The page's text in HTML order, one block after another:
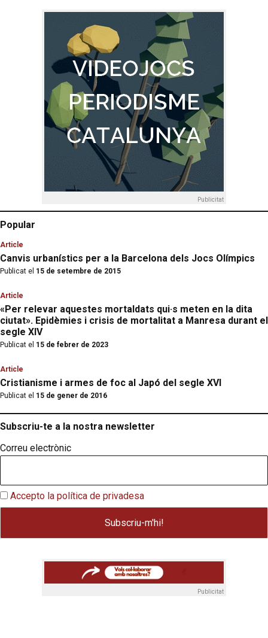
Publicitat
Popular
Article
Canvis urbanístics per a la Barcelona dels Jocs Olímpics
Publicat el 15 de setembre de 2015
Article
«Per relevar aquestes mortaldats qui·s meten en la dita
ciutat». Epidèmies i crisis de mortalitat a Manresa durant el
segle XIV
Publicat el 15 de febrer de 2023
Article
Cristianisme i armes de foc al Japó del segle XVI
Publicat el 15 de gener de 2016
Subscriu-te a la nostra newsletter
Correu electrònic
Accepto la política de privadesa
Publicitat